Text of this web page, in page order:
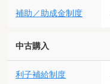
補助／助成金制度
中古購入
利子補給制度